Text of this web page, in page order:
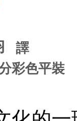
譯
彩色平裝